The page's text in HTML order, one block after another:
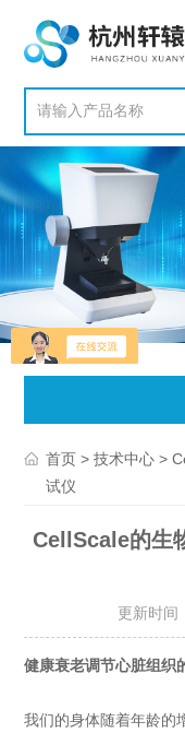
首页 >技术中心 >
试仪
CellScale的生
更新时间
健康衰老调节心脏组织
我们的身体随着年龄的